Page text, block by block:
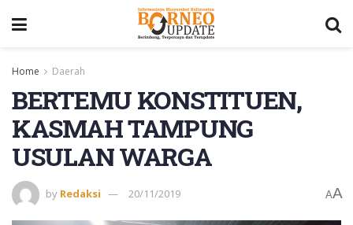
Home Daerah
BERTEMU KONSTITUEN,
KASMAH TAMPUNG
USULAN WARGA
by Redaksi 20/11/2019 AA